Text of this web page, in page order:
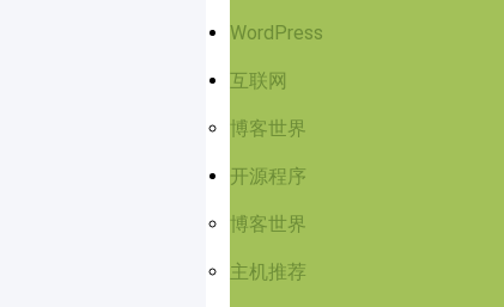
WordPress
互联网
博客世界
开源程序
博客世界
主机推荐